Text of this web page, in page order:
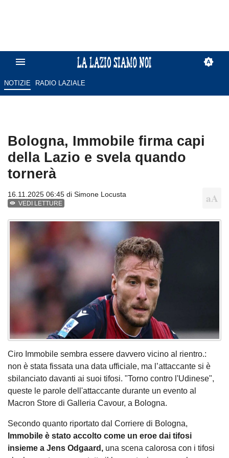
NOTIZIE RADIO LAZIALE
Bologna, Immobile firma capi
della Lazio e svela quando
tornerà
16.11.2025 06:45 di Simone Locusta
VEDI LETTURE
Ciro Immobile sembra essere davvero vicino al rientro.:
non è stata fissata una data ufficiale, ma l’attaccante si è
sbilanciato davanti ai suoi tifosi. "Torno contro l'Udinese",
queste le parole dell'attaccante durante un evento al
Macron Store di Galleria Cavour, a Bologna.
Secondo quanto riportato dal Corriere di Bologna,
Immobile è stato accolto come un eroe dai tifosi
insieme a Jens Odgaard, una scena calorosa con i tifosi